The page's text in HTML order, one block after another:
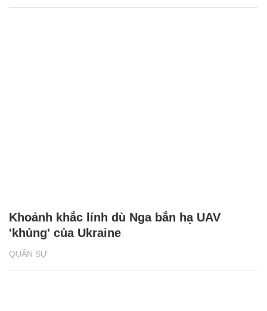
QUÂN SỰ
Khoảnh khắc lính dù Nga bắn hạ UAV
'khủng' của Ukraine